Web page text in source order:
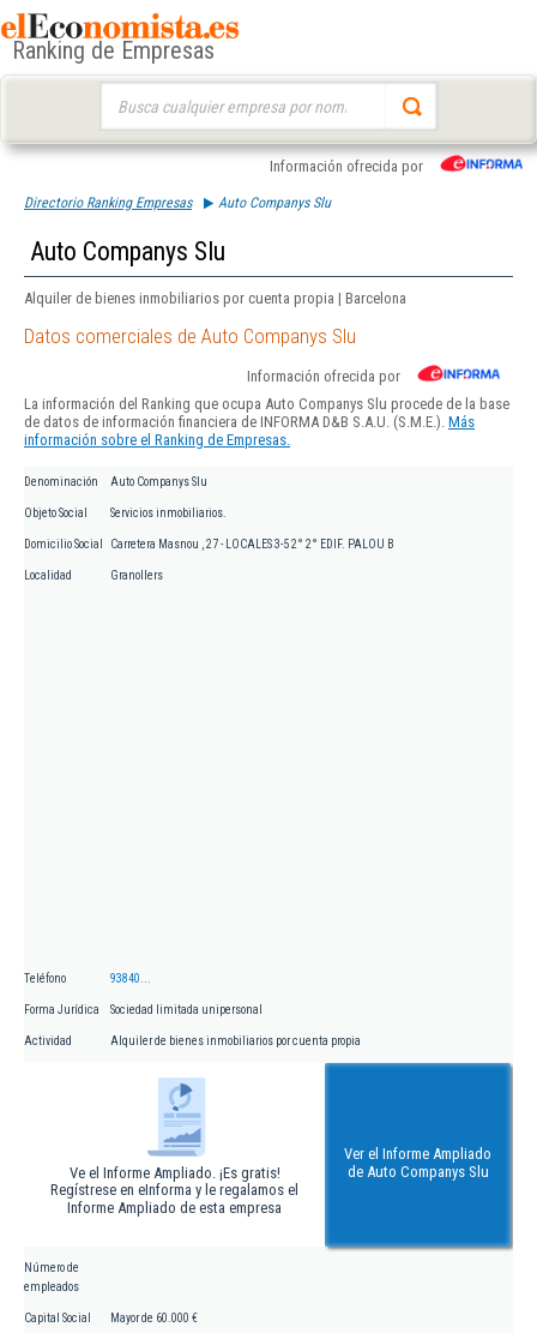
Ranking de Empresas
Información ofrecida por
Directorio Ranking Empresas Auto Companys Slu
Auto Companys Slu
Alquiler de bienes inmobiliarios por cuenta propia | Barcelona
Datos comerciales de Auto Companys Slu
Información ofrecida por
La información del Ranking que ocupa Auto Companys Slu procede de la base
de datos de información financiera de INFORMA D&B S.A.U. (S.M.E.). Más
información sobre el Ranking de Empresas.
Denominación Auto Companys Slu
Objeto Social Servicios inmobiliarios.
Domicilio Social Carretera Masnou , 27 - LOCALES 3-5 2° 2° EDIF. PALOU B
Localidad Granollers
Teléfono 93840...
Forma Jurídica Sociedad limitada unipersonal
Actividad Alquiler de bienes inmobiliarios por cuenta propia
Ve el Informe Ampliado. ¡Es gratis!
Regístrese en eInforma y le regalamos el
Informe Ampliado de esta empresa
Ver el Informe Ampliado
de Auto Companys Slu
Número de
empleados
Capital Social Mayor de 60.000 €